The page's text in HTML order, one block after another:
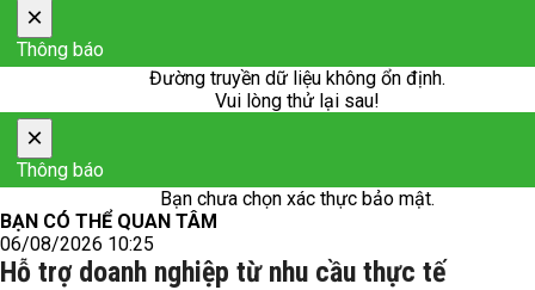
×
Thông báo
Đường truyền dữ liệu không ổn định.
Vui lòng thử lại sau!
×
Thông báo
Bạn chưa chọn xác thực bảo mật.
BẠN CÓ THỂ QUAN TÂM
06/08/2026 10:25
Hỗ trợ doanh nghiệp từ nhu cầu thực tế